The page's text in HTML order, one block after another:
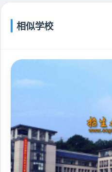
相似学校